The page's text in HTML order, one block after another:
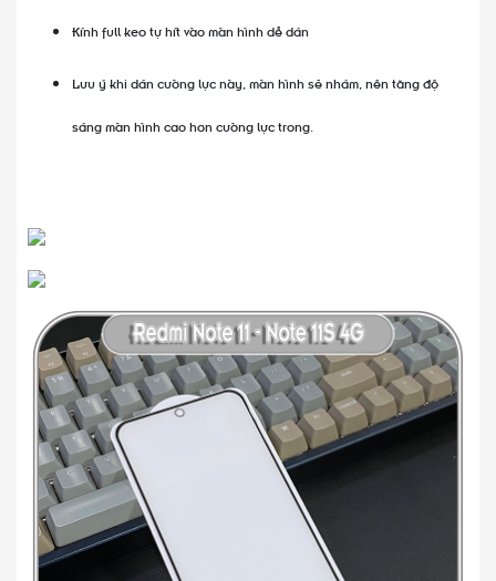
Kính full keo tự hít vào màn hình dễ dán
Lưu ý khi dán cường lực này, màn hình sẽ nhám, nên tăng độ
sáng màn hình cao hơn cường lực trong.